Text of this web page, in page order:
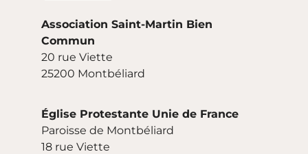
Association Saint-Martin Bien
Commun
20 rue Viette
25200 Montbéliard
Église Protestante Unie de France
Paroisse de Montbéliard
18 rue Viette